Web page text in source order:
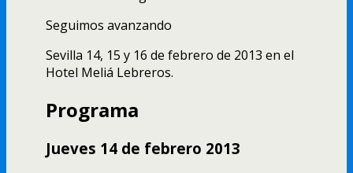
Seguimos avanzando
Sevilla 14, 15 y 16 de febrero de 2013 en el
Hotel Meliá Lebreros.
Programa
Jueves 14 de febrero 2013